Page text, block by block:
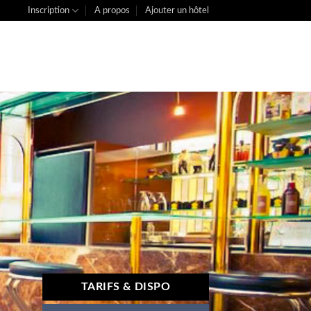
Inscription A propos Ajouter un hôtel
TARIFS & DISPO